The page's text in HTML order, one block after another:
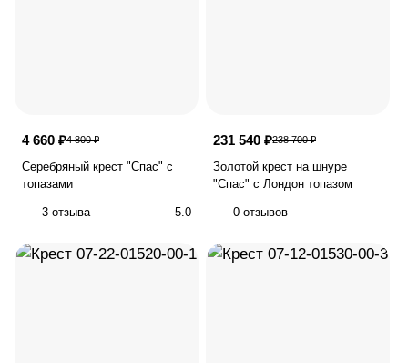
4 660 ₽4 800 ₽
Серебряный крест "Спас" с
топазами
3 отзыва 5.0
231 540 ₽238 700 ₽
Золотой крест на шнуре
"Спас" с Лондон топазом
0 отзывов